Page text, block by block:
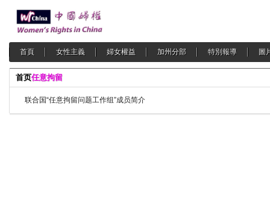
首頁 女性主義 婦女權益 加州分部 特別報導 圖
首页任意拘留
联合国“任意拘留问题工作组”成员简介